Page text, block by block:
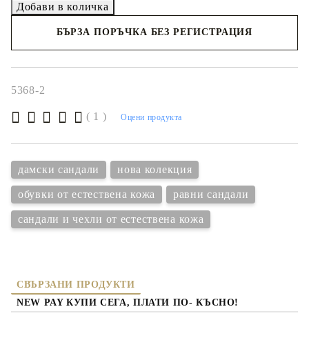
БЪРЗА ПОРЪЧКА БЕЗ РЕГИСТРАЦИЯ
Съгласен съм сполитиката за личните данни
5368-2
( 1 ) Оцени продукта
дамски сандали нова колекция
обувки от естествена кожа равни сандали
сандали и чехли от естествена кожа
СВЪРЗАНИ ПРОДУКТИ
NEW PAY КУПИ СЕГА, ПЛАТИ ПО- КЪСНО!